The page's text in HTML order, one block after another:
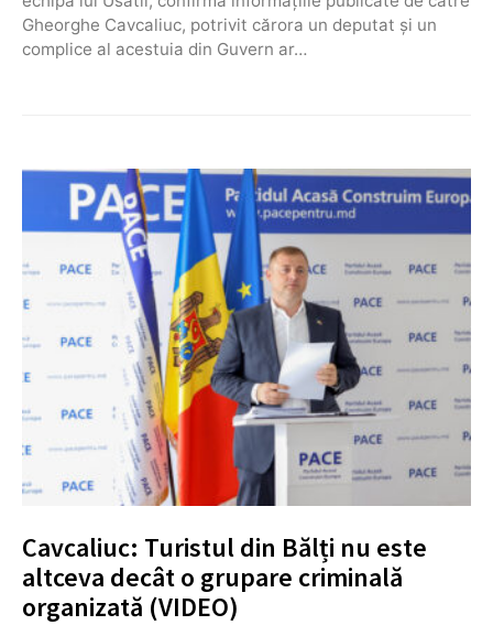
Gheorghe Cavcaliuc, potrivit cărora un deputat și un
complice al acestuia din Guvern ar…
Cavcaliuc: Turistul din Bălți nu este
altceva decât o grupare criminală
organizată (VIDEO)